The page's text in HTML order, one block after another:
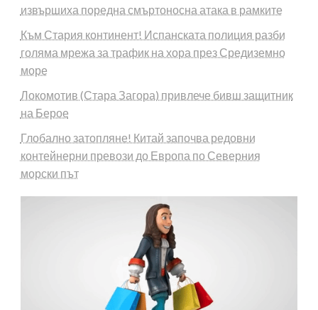
извършиха поредна смъртоносна атака в рамките
Към Стария континент! Испанската полиция разби
голяма мрежа за трафик на хора през Средиземно
море
Локомотив (Стара Загора) привлече бивш защитник
на Берое
Глобално затопляне! Китай започва редовни
контейнерни превози до Европа по Северния
морски път